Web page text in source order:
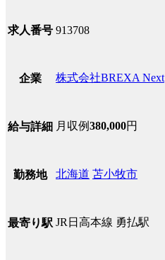
求人番号 913708
企業 株式会社BREXA Next
給与詳細 月収例380,000円
勤務地 北海道 苫小牧市
最寄り駅 JR日高本線 勇払駅